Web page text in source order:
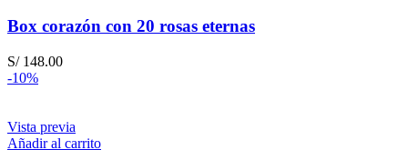
Box corazón con 20 rosas eternas
S/148.00
-10%
Vista previa
Añadir al carrito